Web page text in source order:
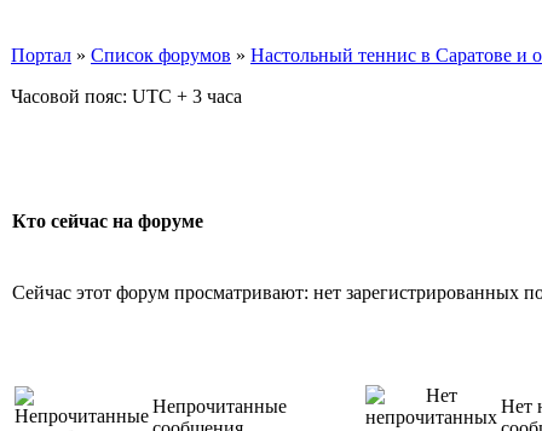
Портал » Список форумов » Настольный теннис в Саратове и
Часовой пояс: UTC + 3 часа
Кто сейчас на форуме
Сейчас этот форум просматривают: нет зарегистрированных
Непрочитанные
Нет